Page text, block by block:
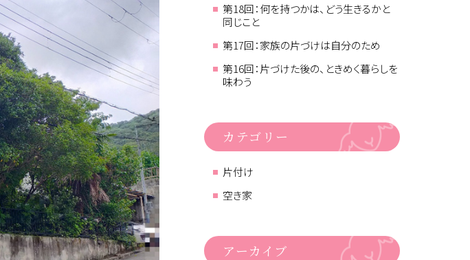
第18回：何を持つかは、どう生きるかと
同じこと
第17回：家族の片づけは自分のため
第16回：片づけた後の、ときめく暮らしを
味わう
カテゴリー
片付け
空き家
アーカイブ